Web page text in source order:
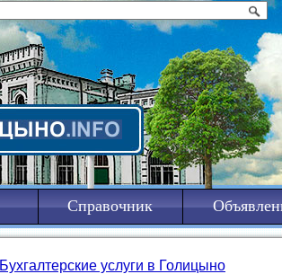
Справочник
Бухгалтерские услуги в Голицыно